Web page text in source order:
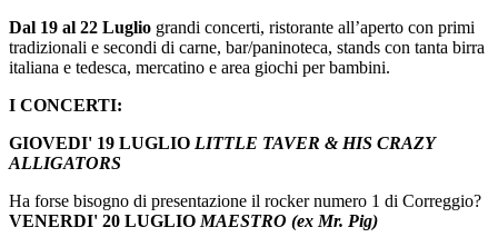
Dal 19 al 22 Luglio grandi concerti, ristorante all’aperto con primi
tradizionali e secondi di carne, bar/paninoteca, stands con tanta birra
italiana e tedesca, mercatino e area giochi per bambini.
I CONCERTI:
GIOVEDI' 19 LUGLIO LITTLE TAVER & HIS CRAZY
ALLIGATORS
Ha forse bisogno di presentazione il rocker numero 1 di Correggio?
VENERDI' 20 LUGLIO MAESTRO (ex Mr. Pig)